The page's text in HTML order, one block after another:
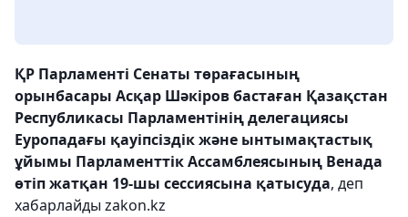
ҚР Парламенті Сенаты төрағасының
орынбасары Асқар Шәкіров бастаған Қазақстан
Республикасы Парламентінің делегациясы
Еуропадағы қауіпсіздік және ынтымақтастық
ұйымы Парламенттік Ассамблеясының Венада
өтіп жатқан 19-шы сессиясына қатысуда, деп
хабарлайды zakon.kz